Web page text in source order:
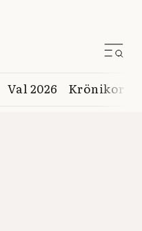
Val 2026 Krönikor